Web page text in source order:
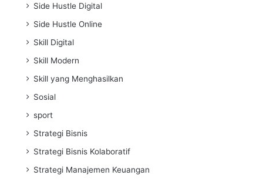
Side Hustle Digital
Side Hustle Online
Skill Digital
Skill Modern
Skill yang Menghasilkan
Sosial
sport
Strategi Bisnis
Strategi Bisnis Kolaboratif
Strategi Manajemen Keuangan